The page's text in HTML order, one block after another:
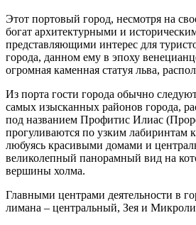
Этот портовый город, несмотря на
богат архитектурными и
представляющими интерес для
города, данном ему в эпоху
огромная каменная статуя льва,
Из порта гости города обычно
самых изысканных районов города,
под названием Профитис Илиас
прогуливаются по узким лабиринтам
любуясь красивыми домами и
великолепный панорамный вид на
вершины холма.
Главными центрами деятельности в
лимана – центральный, Зея и